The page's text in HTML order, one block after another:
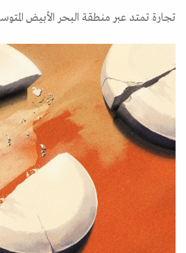
تجارة تمتد عبر منطقة البحر الأبيض